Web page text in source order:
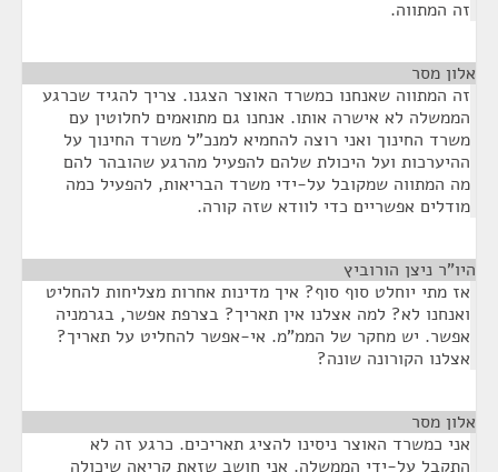
זה המתווה.
אלון מסר
זה המתווה שאנחנו כמשרד האוצר הצגנו. צריך להגיד שכרגע
הממשלה לא אישרה אותו. אנחנו גם מתואמים לחלוטין עם
משרד החינוך ואני רוצה להחמיא למנכ"ל משרד החינוך על
ההיערכות ועל היכולת שלהם להפעיל מהרגע שהובהר להם
מה המתווה שמקובל על-ידי משרד הבריאות, להפעיל כמה
מודלים אפשריים כדי לוודא שזה קורה.
היו"ר ניצן הורוביץ
אז מתי יוחלט סוף סוף? איך מדינות אחרות מצליחות להחליט
ואנחנו לא? למה אצלנו אין תאריך? בצרפת אפשר, בגרמניה
אפשר. יש מחקר של הממ"מ. אי-אפשר להחליט על תאריך?
אצלנו הקורונה שונה?
אלון מסר
אני כמשרד האוצר ניסינו להציג תאריכים. כרגע זה לא
התקבל על-ידי הממשלה. אני חושב שזאת קריאה שיכולה